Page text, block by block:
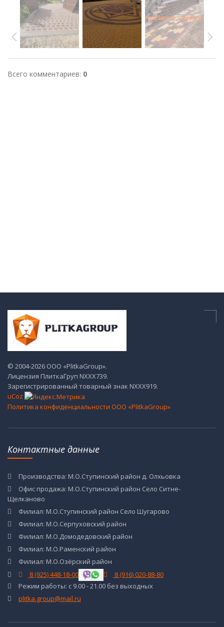
Всего комментариев: 0
© 2004-2026 ООО «PlitkaGroup».
Лицензия ПлиткаГруп NХХХ739.
Зарегистрированный товарный знак NХХХ919.
uCoz
Политика конфиденциальности ООО «PlitkaGroup»
Контактные данные
Производства: М.О.Ступинский район д. Олхьовка
Офис продажа: М.О.Ступинский район Село Ситне-
Щелканово
Филиал: М.О.Ступинский район Село Шугарово
Филиал: М.О.Серпуховский район
Филиал: М.О.Домодедовский район
Филиал: М.О.Раменский район
Филиал: М.О.Озёрский район
8 (925) 448-18-00
8 (916) 020-88-80
Режим работы: с 9.00 - 21.00 без выходных
plitka.group@mail.ru